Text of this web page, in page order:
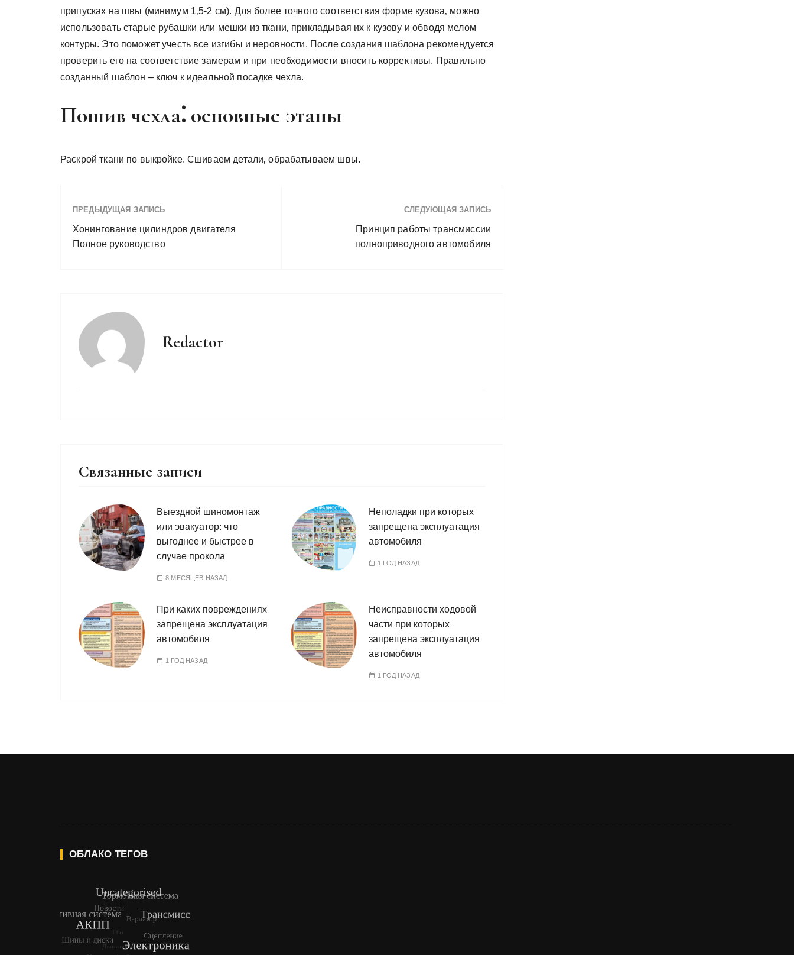
припусках на швы (минимум 1‚5-2 см). Для более точного соответствия форме кузова‚ можно
использовать старые рубашки или мешки из ткани‚ прикладывая их к кузову и обводя мелом
контуры. Это поможет учесть все изгибы и неровности. После создания шаблона рекомендуется
проверить его на соответствие замерам и при необходимости вносить коррективы. Правильно
созданный шаблон – ключ к идеальной посадке чехла.
Пошив чехла⁚ основные этапы
Раскрой ткани по выкройке. Сшиваем детали‚ обрабатываем швы.
ПРЕДЫДУЩАЯ ЗАПИСЬ
Хонингование цилиндров двигателя
Полное руководство
СЛЕДУЮЩАЯ ЗАПИСЬ
Принцип работы трансмиссии
полноприводного автомобиля
Redactor
Связанные записи
Выездной шиномонтаж
или эвакуатор: что
выгоднее и быстрее в
случае прокола
8 МЕСЯЦЕВ НАЗАД
Неполадки при которых
запрещена эксплуатация
автомобиля
1 ГОД НАЗАД
При каких повреждениях
запрещена эксплуатация
автомобиля
1 ГОД НАЗАД
Неисправности ходовой
части при которых
запрещена эксплуатация
автомобиля
1 ГОД НАЗАД
ОБЛАКО ТЕГОВ